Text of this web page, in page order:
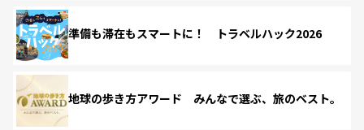
準備も滞在もスマートに！ トラベルハック2026
地球の歩き方アワード みんなで選ぶ、旅のベスト。